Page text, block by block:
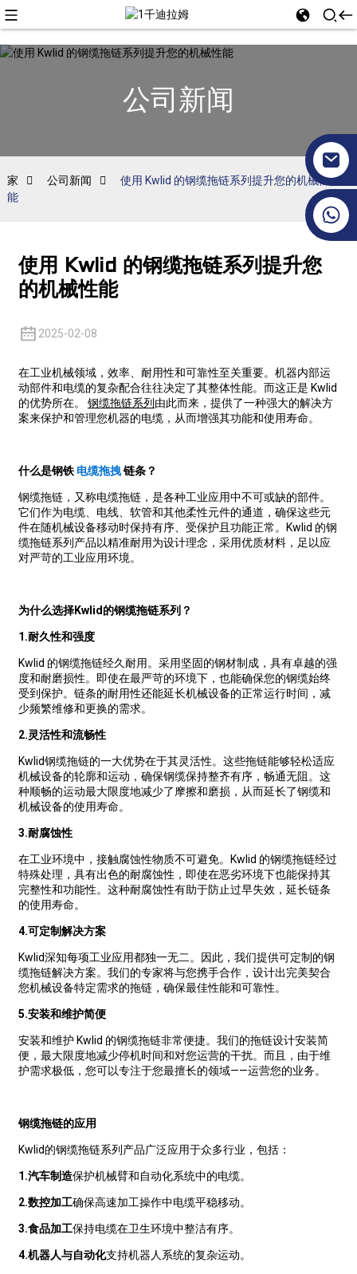
公司新闻
家 公司新闻
使用 Kwlid 的钢缆拖链系列提升您的机械性
能
使用 Kwlid 的钢缆拖链系列提升您
的机械性能
2025-02-08
在工业机械领域，效率、耐用性和可靠性至关重要。机器内部运
动部件和电缆的复杂配合往往决定了其整体性能。而这正是 Kwlid
的优势所在。 钢缆拖链系列 由此而来，提供了一种强大的解决方
案来保护和管理您机器的电缆，从而增强其功能和使用寿命。
什么是钢铁电缆拖拽链条？
钢缆拖链，又称电缆拖链，是各种工业应用中不可或缺的部件。
它们作为电缆、电线、软管和其他柔性元件的通道，确保这些元
件在随机械设备移动时保持有序、受保护且功能正常。Kwlid 的钢
缆拖链系列产品以精准耐用为设计理念，采用优质材料，足以应
对严苛的工业应用环境。
为什么选择Kwlid的钢缆拖链系列？
1.耐久性和强度
Kwlid 的钢缆拖链经久耐用。采用坚固的钢材制成，具有卓越的强
度和耐磨损性。即使在最严苛的环境下，也能确保您的钢缆始终
受到保护。链条的耐用性还能延长机械设备的正常运行时间，减
少频繁维修和更换的需求。
2.灵活性和流畅性
Kwlid钢缆拖链的一大优势在于其灵活性。这些拖链能够轻松适应
机械设备的轮廓和运动，确保钢缆保持整齐有序，畅通无阻。这
种顺畅的运动最大限度地减少了摩擦和磨损，从而延长了钢缆和
机械设备的使用寿命。
3.耐腐蚀性
在工业环境中，接触腐蚀性物质不可避免。Kwlid 的钢缆拖链经过
特殊处理，具有出色的耐腐蚀性，即使在恶劣环境下也能保持其
完整性和功能性。这种耐腐蚀性有助于防止过早失效，延长链条
的使用寿命。
4.可定制解决方案
Kwlid深知每项工业应用都独一无二。因此，我们提供可定制的钢
缆拖链解决方案。我们的专家将与您携手合作，设计出完美契合
您机械设备特定需求的拖链，确保最佳性能和可靠性。
5.安装和维护简便
安装和维护 Kwlid 的钢缆拖链非常便捷。我们的拖链设计安装简
便，最大限度地减少停机时间和对您运营的干扰。而且，由于维
护需求极低，您可以专注于您最擅长的领域——运营您的业务。
钢缆拖链的应用
Kwlid的钢缆拖链系列产品广泛应用于众多行业，包括：
1.汽车制造保护机械臂和自动化系统中的电缆。
2.数控加工确保高速加工操作中电缆平稳移动。
3.食品加工保持电缆在卫生环境中整洁有序。
4.机器人与自动化支持机器人系统的复杂运动。